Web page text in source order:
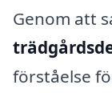
Genom att
förståelse